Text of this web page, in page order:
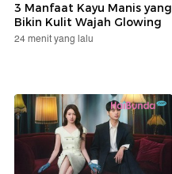
3 Manfaat Kayu Manis yang
Bikin Kulit Wajah Glowing
24 menit yang lalu